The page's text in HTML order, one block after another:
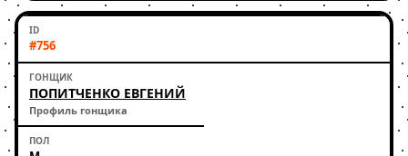
#756
ПОПИТЧЕНКО ЕВГЕНИЙ
Профиль гонщика